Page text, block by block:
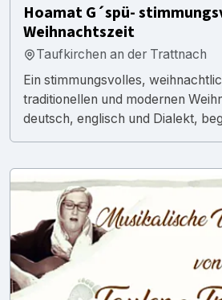
Hoamat G´spü-
Weihnachtszeit
Taufkirchen an der Trattnach
Ein stimmungsvolles,
traditionellen und modernen
deutsch, englisch und Dialekt,